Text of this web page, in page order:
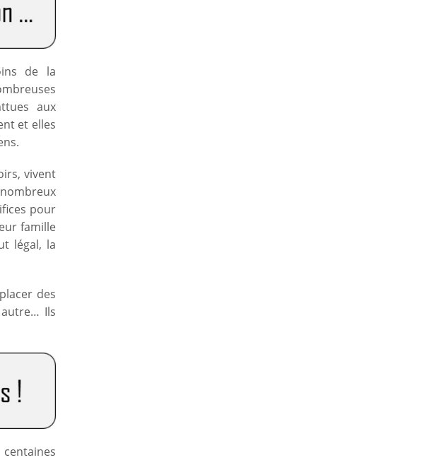
de la
aux
et elles
vivent
pour
famille
légal, la
des
Ils